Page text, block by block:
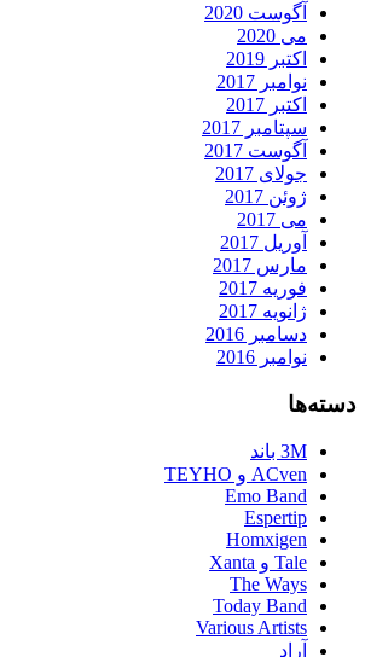
آگوست 2020
می 2020
اکتبر 2019
نوامبر 2017
اکتبر 2017
سپتامبر 2017
آگوست 2017
جولای 2017
ژوئن 2017
می 2017
آوریل 2017
مارس 2017
فوریه 2017
ژانویه 2017
دسامبر 2016
نوامبر 2016
دسته‌ها
3M باند
ACven و TEYHO
Emo Band
Espertip
Homxigen
Tale و Xanta
The Ways
Today Band
Various Artists
آراد